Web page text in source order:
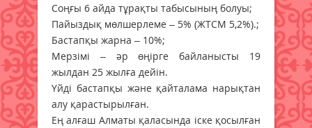
Соңғы 6 айда тұрақты табысының болуы;
Пайыздық мөлшерлеме – 5% (ЖТСМ 5,2%).;
Бастапқы жарна – 10%;
Мерзімі – әр өңірге байланысты 19
жылдан 25 жылға дейін.
Үйді бастапқы және қайталама нарықтан
алу қарастырылған.
Ең алғаш Алматы қаласында іске қосылған